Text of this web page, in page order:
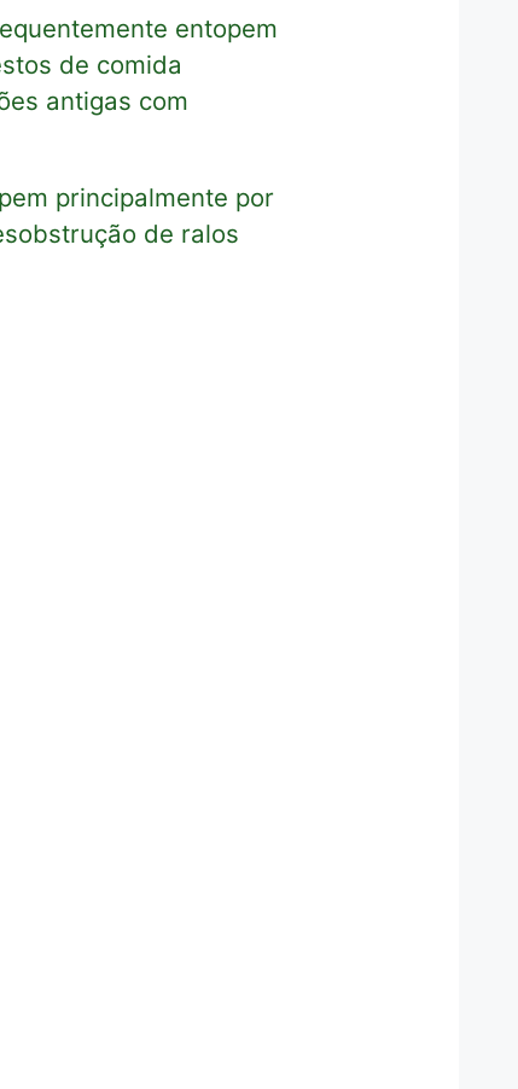
entopem
de comida
antigas com
principalmente por
de ralos